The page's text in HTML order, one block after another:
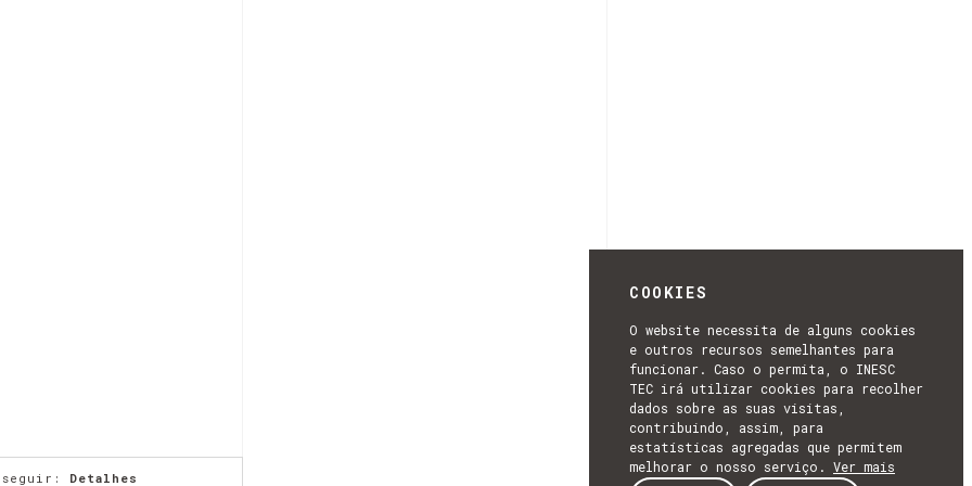
COOKIES
O website necessita de alguns cookies
e outros recursos semelhantes para
funcionar. Caso o permita, o INESC
TEC irá utilizar cookies para recolher
dados sobre as suas visitas,
contribuindo, assim, para
estatísticas agregadas que permitem
melhorar o nosso serviço. Ver mais
Detalhes